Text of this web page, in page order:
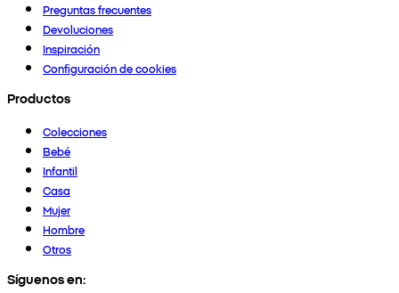
Preguntas frecuentes
Devoluciones
Inspiración
Configuración de cookies
Productos
Colecciones
Bebé
Infantil
Casa
Mujer
Hombre
Otros
Síguenos en: